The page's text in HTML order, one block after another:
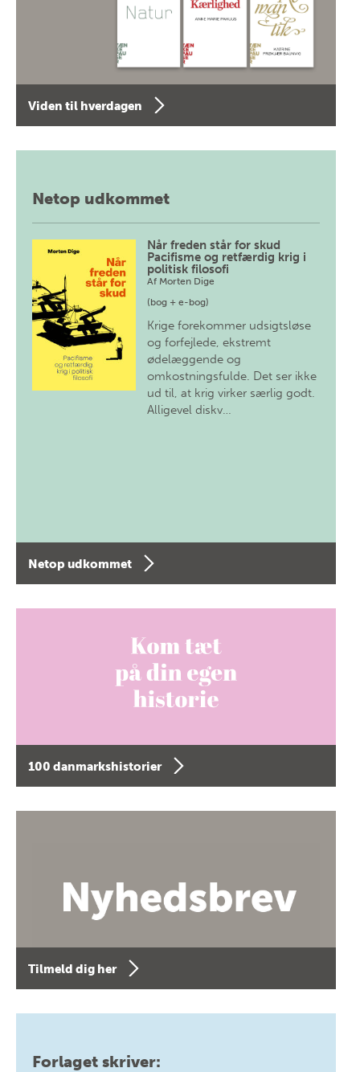
Viden til hverdagen
Netop udkommet
Når freden står for skud
Pacifisme og retfærdig krig i
politisk filosofi
Af Morten Dige
(bog + e-bog)
Krige forekommer udsigtsløse
og forfejlede, ekstremt
ødelæggende og
omkostningsfulde. Det ser ikke
ud til, at krig virker særlig godt.
Alligevel diskv…
Netop udkommet
100 danmarkshistorier
Tilmeld dig her
Forlaget skriver: